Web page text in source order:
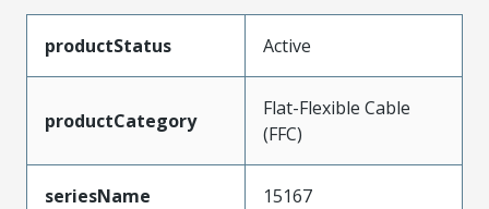
productStatus Active
productCategory
Flat-Flexible Cable
(FFC)
seriesName 15167